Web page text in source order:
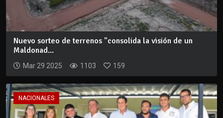
Nuevo sorteo de terrenos "consolida la visión de un
Maldonad...
Mar 29 2025 1103 159
NACIONALES